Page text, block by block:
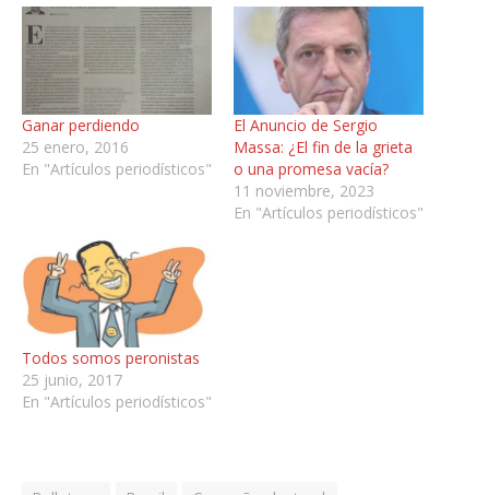
Ganar perdiendo
25 enero, 2016
En "Artículos periodísticos"
El Anuncio de Sergio
Massa: ¿El fin de la grieta
o una promesa vacía?
11 noviembre, 2023
En "Artículos periodísticos"
Todos somos peronistas
25 junio, 2017
En "Artículos periodísticos"